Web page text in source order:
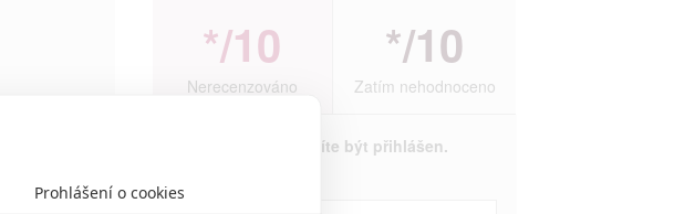
*/10
Nerecenzováno
*/10
Zatím nehodnoceno
Pro hodnocení musíte být přihlášen.
Prohlášení o cookies